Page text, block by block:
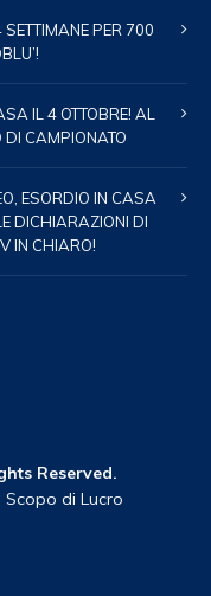
PER 700
IL 4 OTTOBRE! AL
DI CAMPIONATO
ESORDIO IN CASA
DICHIARAZIONI DI
IN CHIARO!
Reserved.
di Lucro